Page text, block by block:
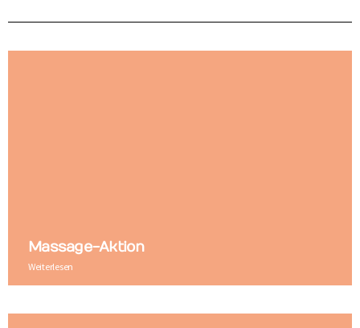
Massage-Aktion
Weiterlesen